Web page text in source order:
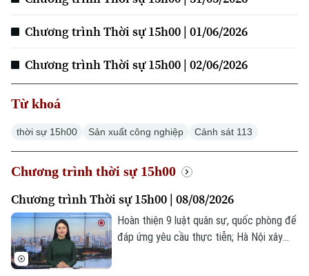
Chương trình Thời sự 15h00 | 01/06/2026
Chương trình Thời sự 15h00 | 02/06/2026
Từ khoá
thời sự 15h00 Sản xuất công nghiệp Cảnh sát 113
Chương trình thời sự 15h00
Chương trình Thời sự 15h00 | 08/08/2026
Hoàn thiện 9 luật quân sự, quốc phòng để
đáp ứng yêu cầu thực tiễn; Hà Nội xây